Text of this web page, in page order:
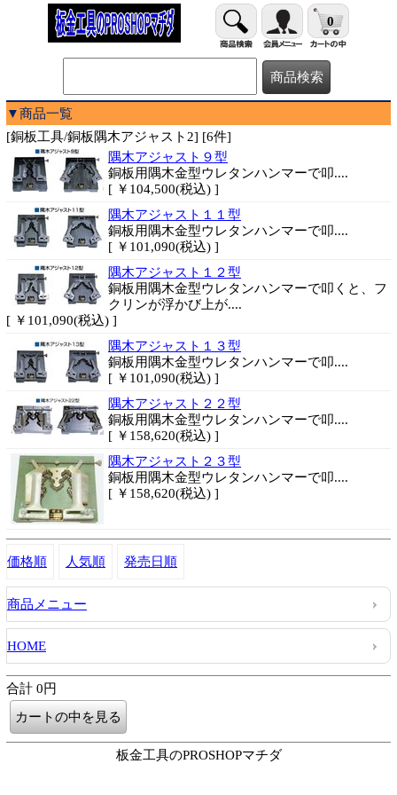
0
▼商品一覧
[銅板工具/銅板隅木アジャスト2] [6件]
隅木アジャスト９型
銅板用隅木金型ウレタンハンマーで叩....
[ ￥104,500(税込) ]
隅木アジャスト１１型
銅板用隅木金型ウレタンハンマーで叩....
[ ￥101,090(税込) ]
隅木アジャスト１２型
銅板用隅木金型ウレタンハンマーで叩くと、フ
クリンが浮かび上が....
[ ￥101,090(税込) ]
隅木アジャスト１３型
銅板用隅木金型ウレタンハンマーで叩....
[ ￥101,090(税込) ]
隅木アジャスト２２型
銅板用隅木金型ウレタンハンマーで叩....
[ ￥158,620(税込) ]
隅木アジャスト２３型
銅板用隅木金型ウレタンハンマーで叩....
[ ￥158,620(税込) ]
価格順 人気順 発売日順
商品メニュー
HOME
合計 0円
板金工具のPROSHOPマチダ